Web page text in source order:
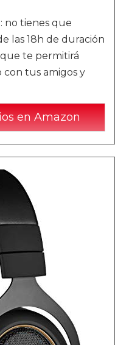
no tienes que
las 18h de duración
te permitirá
tus amigos y
en Amazon